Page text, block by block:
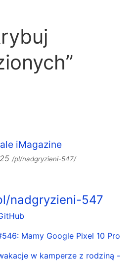
iMagazine
/pl/nadgryzieni-547/
nadgryzieni-547
Mamy Google Pixel 10 Pro
w kamperze z rodziną -